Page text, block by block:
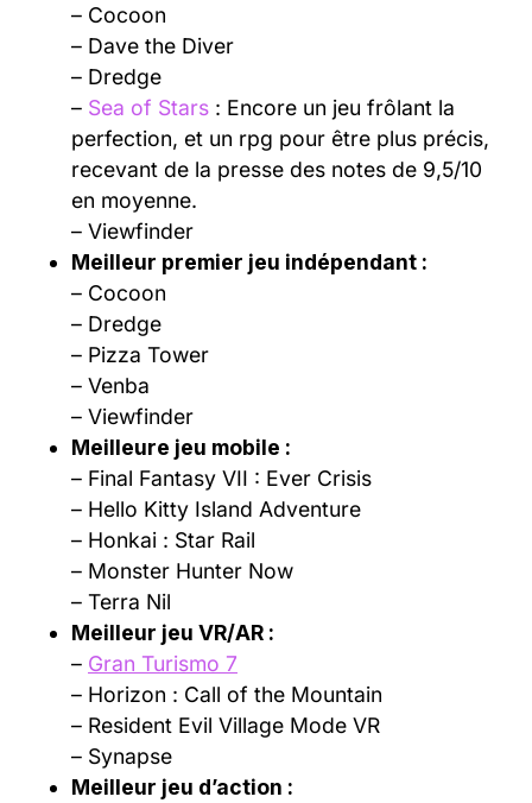
– Cocoon
– Dave the Diver
– Dredge
– Sea of Stars : Encore un jeu frôlant la
perfection, et un rpg pour être plus précis,
recevant de la presse des notes de 9,5/10
en moyenne.
– Viewfinder
Meilleur premier jeu indépendant :
– Cocoon
– Dredge
– Pizza Tower
– Venba
– Viewfinder
Meilleure jeu mobile :
– Final Fantasy VII : Ever Crisis
– Hello Kitty Island Adventure
– Honkai : Star Rail
– Monster Hunter Now
– Terra Nil
Meilleur jeu VR/AR :
– Gran Turismo 7
– Horizon : Call of the Mountain
– Resident Evil Village Mode VR
– Synapse
Meilleur jeu d’action :